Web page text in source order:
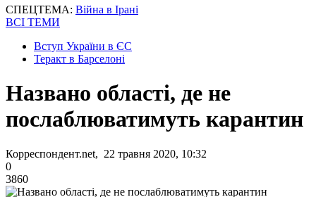
СПЕЦТЕМА: Війна в Ірані
ВСІ ТЕМИ
Вступ України в ЄС
Теракт в Барселоні
Названо області, де не
послаблюватимуть карантин
Корреспондент.net, 22 травня 2020, 10:32
0
3860